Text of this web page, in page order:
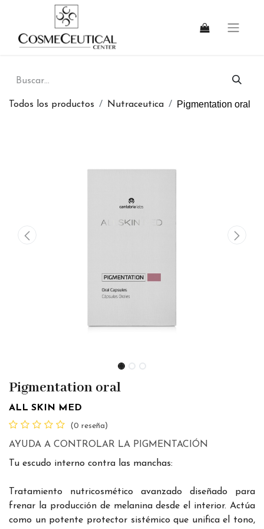
Todos los productos Nutraceutica Pigmentation oral
Pigmentation oral
ALL SKIN MED
(0 reseña)
AYUDA A CONTROLAR LA PIGMENTACIÓN
Tu escudo interno contra las manchas:
Tratamiento nutricosmético avanzado diseñado para
frenar la producción de melanina desde el interior. Actúa
como un potente protector sistémico que unifica el tono,